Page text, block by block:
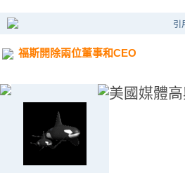
引
福斯開除兩位董事和CEO
美國媒體